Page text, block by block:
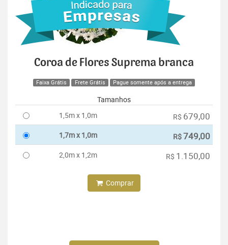
Coroa de Flores Suprema branca
Faixa Grátis Frete Grátis Pague somente após a entrega
Tamanhos
1,5m x 1,0m
R$ 679,00
1,7m x 1,0m R$749,00
2,0m x 1,2m R$ 1.150,00
Comprar